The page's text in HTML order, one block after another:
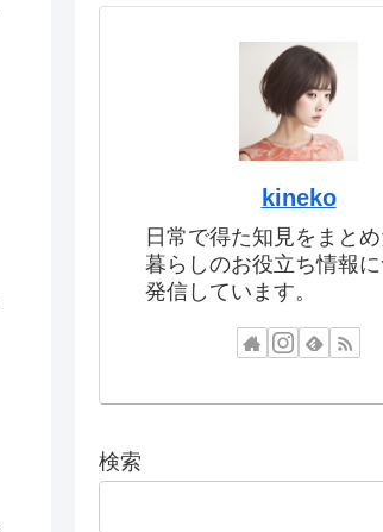
kineko
日常で得た知見をまとめ
暮らしのお役立ち情報
発信しています。
検索